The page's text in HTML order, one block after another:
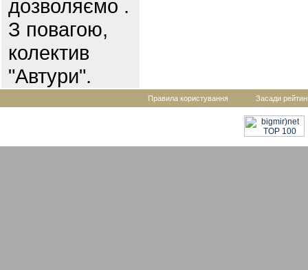
дозволяємо .
З повагою,
колектив
"Автури".
Правила користування Засади